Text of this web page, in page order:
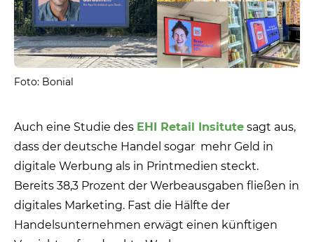
Foto: Bonial
Auch eine Studie des EHI Retail Insitute sagt aus,
dass der deutsche Handel sogar mehr Geld in
digitale Werbung als in Printmedien steckt.
Bereits 38,3 Prozent der Werbeausgaben fließen in
digitales Marketing. Fast die Hälfte der
Handelsunternehmen erwägt einen künftigen